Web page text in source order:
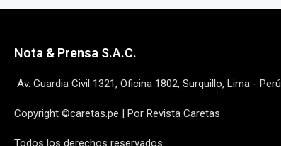
Nota & Prensa S.A.C.
Av. Guardia Civil 1321, Oficina 1802, Surquillo, Lima - Perú
Copyright ©caretas.pe | Por Revista Caretas
Todos los derechos reservados